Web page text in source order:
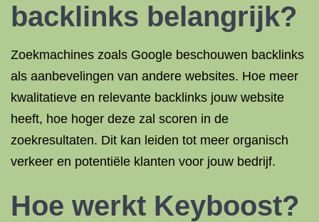
backlinks belangrijk?
Zoekmachines zoals Google beschouwen backlinks
als aanbevelingen van andere websites. Hoe meer
kwalitatieve en relevante backlinks jouw website
heeft, hoe hoger deze zal scoren in de
zoekresultaten. Dit kan leiden tot meer organisch
verkeer en potentiële klanten voor jouw bedrijf.
Hoe werkt Keyboost?